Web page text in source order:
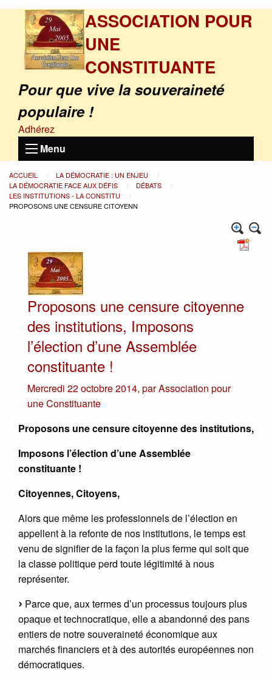
ASSOCIATION POUR
UNE
CONSTITUANTE
Pour que vive la souveraineté
populaire !
Adhérez
Menu
ACCUEIL
LA DÉMOCRATIE : UN ENJEU
LA DÉMOCRATIE FACE AUX DÉFIS
DÉBATS
LES INSTITUTIONS - LA CONSTITU
PROPOSONS UNE CENSURE CITOYENN
Proposons une censure citoyenne
des institutions, Imposons
l’élection d’une Assemblée
constituante !
Mercredi 22 octobre 2014, parAssociation pour
une Constituante
Proposons une censure citoyenne des institutions,
Imposons l’élection d’une Assemblée
constituante !
Citoyennes, Citoyens,
Alors que même les professionnels de l’élection en
appellent à la refonte de nos institutions, le temps est
venu de signifier de la façon la plus ferme qui soit que
la classe politique perd toute légitimité à nous
représenter.
Parce que, aux termes d’un processus toujours plus
opaque et technocratique, elle a abandonné des pans
entiers de notre souveraineté économique aux
marchés financiers et à des autorités européennes non
démocratiques.